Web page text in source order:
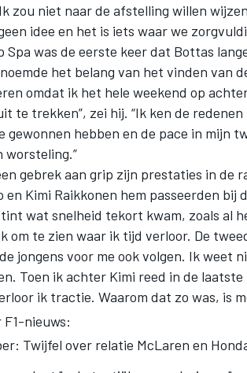
zou niet naar de afstelling willen
idee en het is iets waar we
Spa was de eerste keer dat Bottas
het belang van het vinden van
omdat ik het hele weekend op
te trekken”, zei hij. “Ik ken de
gewonnen hebben en de pace in mijn
worsteling.”
gebrek aan grip zijn prestaties in de
en Kimi Raikkonen hem passeerden
wat snelheid tekort kwam, zoals al
om te zien waar ik tijd verloor. De
jongens voor me ook volgen. Ik weet
Toen ik achter Kimi reed in de
ik tractie. Waarom dat zo was, is
F1-nieuws:
Twijfel over relatie McLaren en